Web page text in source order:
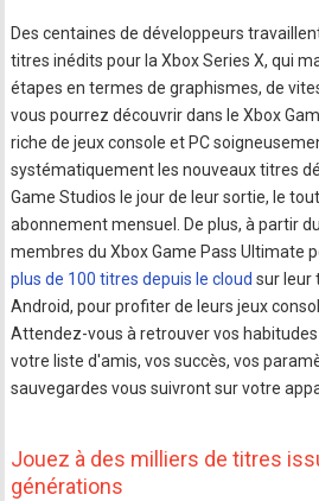
Des centaines de développeurs
titres inédits pour la Xbox Series X, qui
étapes en termes de graphismes, de
vous pourrez découvrir dans le Xbox
riche de jeux console et PC
systématiquement les nouveaux titres
Game Studios le jour de leur sortie, le
abonnement mensuel. De plus, à partir
membres du Xbox Game Pass Ultimate
plus de 100 titres depuis le cloud sur leur
Android, pour profiter de leurs jeux
Attendez-vous à retrouver vos
votre liste d'amis, vos succès, vos
sauvegardes vous suivront sur votre
Jouez à des milliers de titres
générations